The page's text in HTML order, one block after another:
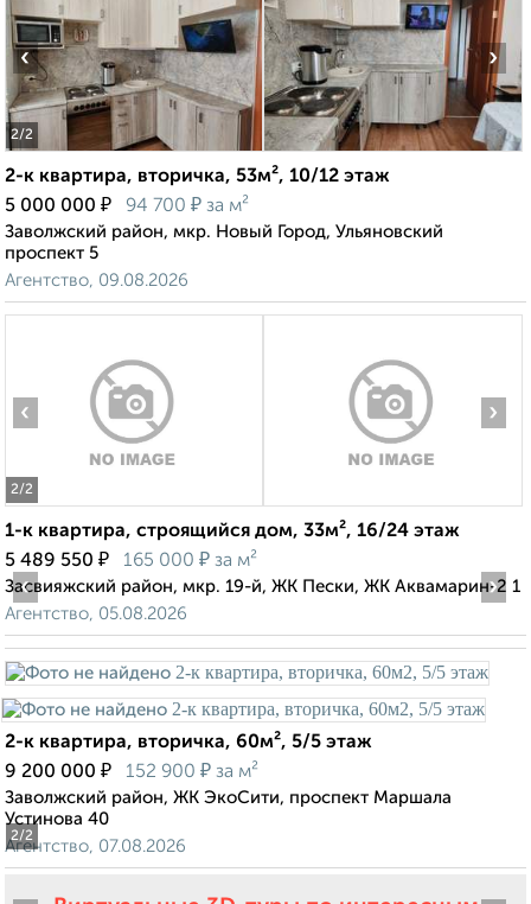
2/2
‹ ›
2-к квартира, вторичка, 53м², 10/12 этаж
5 000 000 ₽ 94 700 ₽ за м²
Заволжский район, мкр. Новый Город, Ульяновский
проспект 5
Агентство, 09.08.2026
2/2
‹ ›
1-к квартира, строящийся дом, 33м², 16/24 этаж
5 489 550 ₽ 165 000 ₽ за м²
Засвияжский район, мкр. 19-й, ЖК Пески, ЖК Аквамарин-2 1
Агентство, 05.08.2026
2/2
‹ ›
2-к квартира, вторичка, 60м², 5/5 этаж
9 200 000 ₽ 152 900 ₽ за м²
Заволжский район, ЖК ЭкоСити, проспект Маршала
Устинова 40
Агентство, 07.08.2026